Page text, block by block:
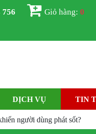
756 Giỏ hàng:0
DỊCH VỤ TIN
người dùng phát sốt?